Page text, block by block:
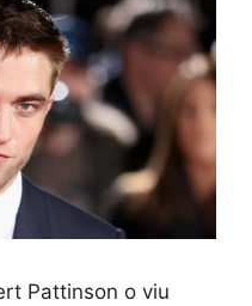
Pattinson o viu